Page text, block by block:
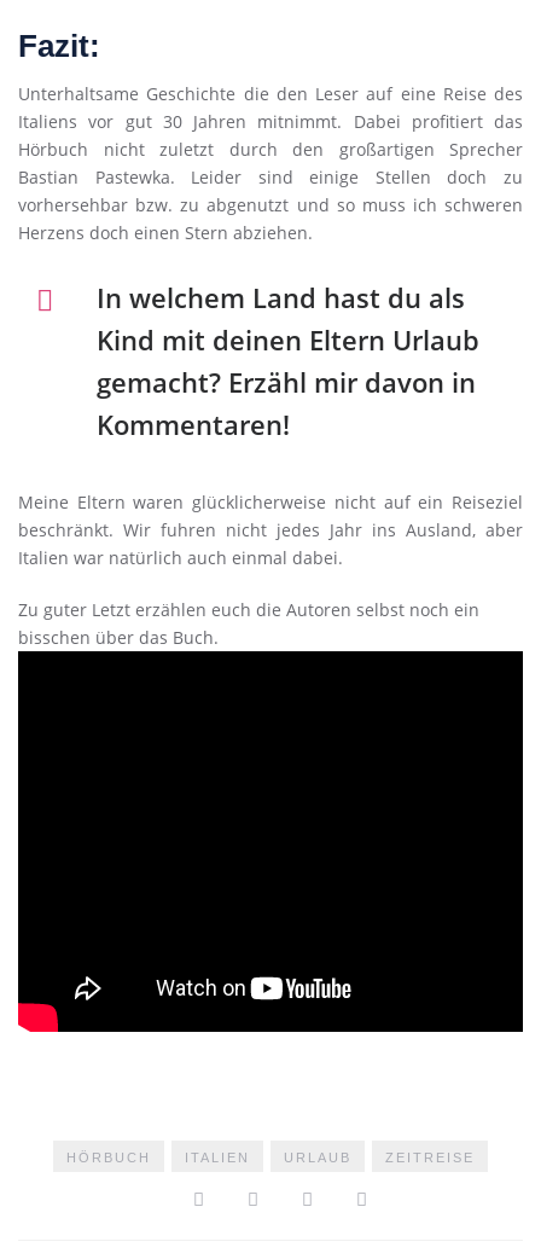
Fazit:
Unterhaltsame Geschichte die den Leser auf eine Reise des
Italiens vor gut 30 Jahren mitnimmt. Dabei profitiert das
Hörbuch nicht zuletzt durch den großartigen Sprecher
Bastian Pastewka. Leider sind einige Stellen doch zu
vorhersehbar bzw. zu abgenutzt und so muss ich schweren
Herzens doch einen Stern abziehen.
In welchem Land hast du als
Kind mit deinen Eltern Urlaub
gemacht? Erzähl mir davon in
Kommentaren!
Meine Eltern waren glücklicherweise nicht auf ein Reiseziel
beschränkt. Wir fuhren nicht jedes Jahr ins Ausland, aber
Italien war natürlich auch einmal dabei.
Zu guter Letzt erzählen euch die Autoren selbst noch ein
bisschen über das Buch.
HÖRBUCH ITALIEN URLAUB ZEITREISE